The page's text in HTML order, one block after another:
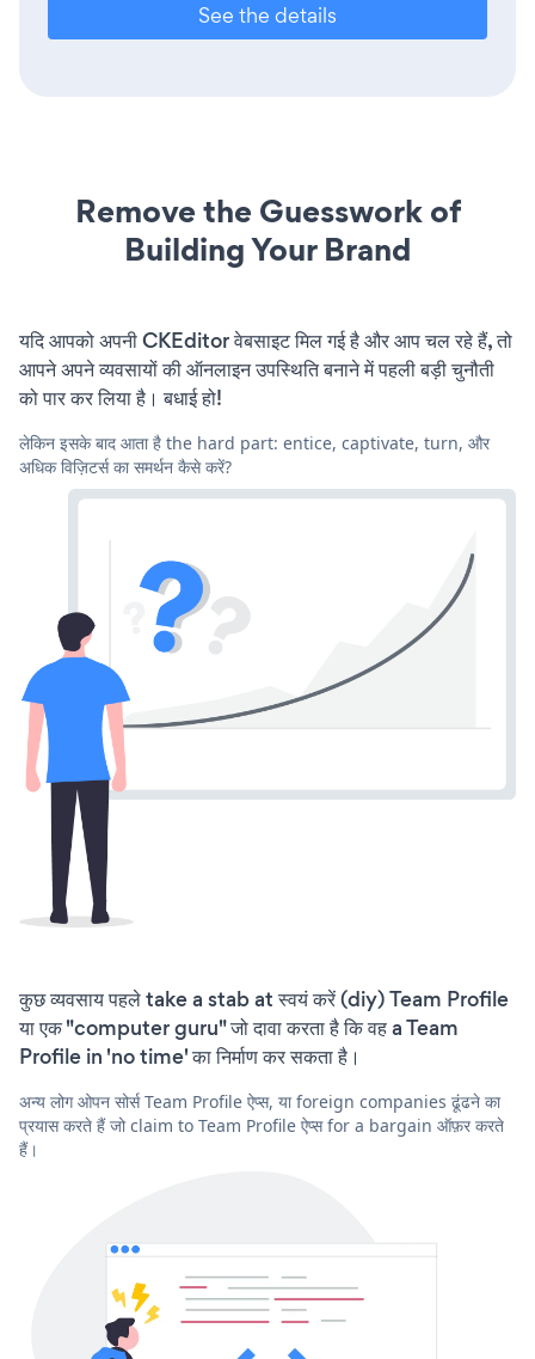
See the details
Remove the Guesswork of
Building Your Brand
यदि आपको अपनी CKEditor वेबसाइट मिल गई है और आप चल रहे हैं, तो
आपने अपने व्यवसायों की ऑनलाइन उपस्थिति बनाने में पहली बड़ी चुनौती
को पार कर लिया है। बधाई हो!
लेकिन इसके बाद आता है the hard part: entice, captivate, turn, और
अधिक विज़िटर्स का समर्थन कैसे करें?
कुछ व्यवसाय पहले take a stab at स्वयं करें (diy) Team Profile
या एक "computer guru" जो दावा करता है कि वह a Team
Profile in 'no time' का निर्माण कर सकता है।
अन्य लोग ओपन सोर्स Team Profile ऐप्स, या foreign companies ढूंढने का
प्रयास करते हैं जो claim to Team Profile ऐप्स for a bargain ऑफ़र करते
हैं।